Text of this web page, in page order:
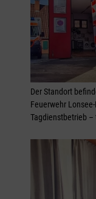
Der Standort
Feuerwehr
Tagdienstbetrieb –